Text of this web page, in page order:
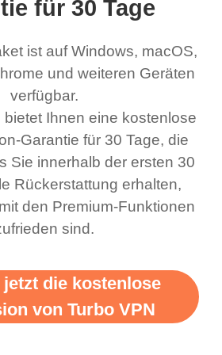
but now I
how good
even if
know it’s to
amazing
you should
to grant us
the
fast
Dabei
kostenlose
kann.
Mein
Beste
ich bis
habe,
kostenlosen
für 30 Tage
ist auf Windows, macOS,
und weiteren Geräten
verfügbar.
bietet Ihnen eine kostenlose
Garantie für 30 Tage, die
Sie innerhalb der ersten 30
Rückerstattung erhalten,
den Premium-Funktionen
sind.
die kostenlose
von Turbo VPN